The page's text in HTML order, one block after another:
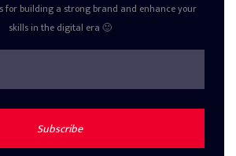
for building a strong brand and enhance your
skills in the digital era 🙂
Subscribe